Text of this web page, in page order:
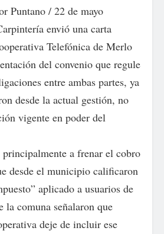
Puntano / 22 de mayo
envió una carta
Telefónica de Merlo
del convenio que regule
entre ambas partes, ya
desde la actual gestión, no
vigente en poder del
a frenar el cobro
desde el municipio calificaron
aplicado a usuarios de
la comuna señalaron que
deje de incluir ese